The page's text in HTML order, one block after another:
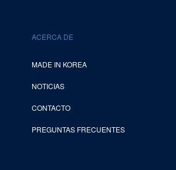
ACERCA DE
MADE IN KOREA
NOTICIAS
CONTACTO
PREGUNTAS FRECUENTES